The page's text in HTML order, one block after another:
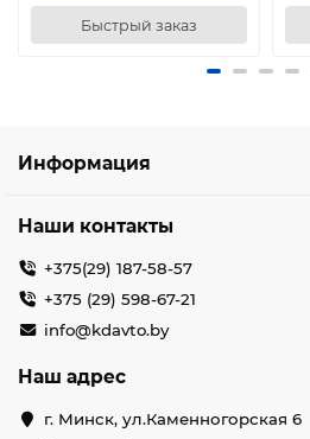
Быстрый заказ
Информация
Наши контакты
+375(29) 187-58-57
+375 (29) 598-67-21
info@kdavto.by
Наш адрес
г. Минск, ул.Каменногорская 6